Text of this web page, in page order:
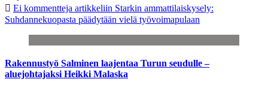
Ei kommentteja artikkeliin Starkin ammattilaiskysely:
Suhdannekuopasta päädytään vielä työvoimapulaan
Rakennustyö Salminen laajentaa Turun seudulle –
aluejohtajaksi Heikki Malaska